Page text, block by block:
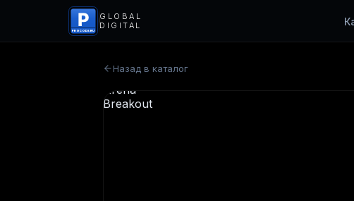
P
PROCODS.RU
GLOBAL
DIGITAL
Назад в каталог